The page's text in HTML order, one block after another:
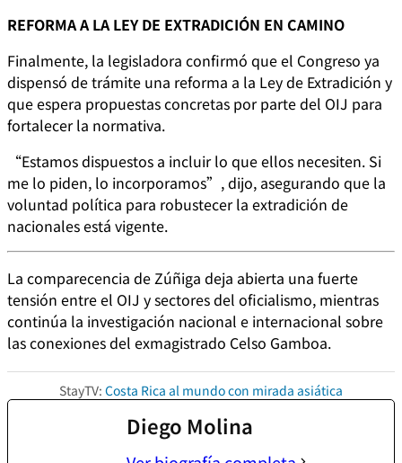
REFORMA A LA LEY DE EXTRADICIÓN EN CAMINO
Finalmente, la legisladora confirmó que el Congreso ya
dispensó de trámite una reforma a la Ley de Extradición y
que espera propuestas concretas por parte del OIJ para
fortalecer la normativa.
“Estamos dispuestos a incluir lo que ellos necesiten. Si
me lo piden, lo incorporamos”, dijo, asegurando que la
voluntad política para robustecer la extradición de
nacionales está vigente.
La comparecencia de Zúñiga deja abierta una fuerte
tensión entre el OIJ y sectores del oficialismo, mientras
continúa la investigación nacional e internacional sobre
las conexiones del exmagistrado Celso Gamboa.
StayTV: Costa Rica al mundo con mirada asiática
Diego Molina